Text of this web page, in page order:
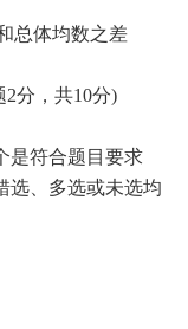
总体均数之差
分，共10分)
是符合题目要求
选、多选或未选均